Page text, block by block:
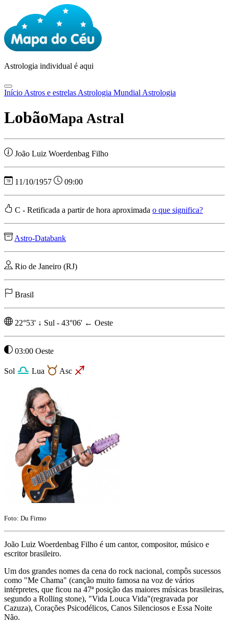
Astrologia individual é aqui
Início Astros e estrelas Astrologia Mundial Astrologia
LobãoMapa Astral
João Luiz Woerdenbag Filho
11/10/1957 09:00
C - Retificada a partir de hora aproximada o que significa?
Astro-Databank
Rio de Janeiro (RJ)
Brasil
22°53' ↓ Sul - 43°06' ← Oeste
03:00 Oeste
Sol Lua Asc
Foto: Du Firmo
João Luiz Woerdenbag Filho é um cantor, compositor, músico e
escritor brasileiro.
Um dos grandes nomes da cena do rock nacional, compôs sucessos
como "Me Chama" (canção muito famosa na voz de vários
intérpretes, que ficou na 47ª posição das maiores músicas brasileiras,
segundo a Rolling stone), "Vida Louca Vida"(regravada por
Cazuza), Corações Psicodélicos, Canos Silenciosos e Essa Noite
Não.